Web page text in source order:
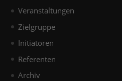
Veranstaltungen
Zielgruppe
Initiatoren
Referenten
Archiv